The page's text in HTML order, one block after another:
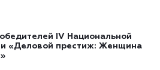
IV Национальной
«Деловой престиж: Женщина